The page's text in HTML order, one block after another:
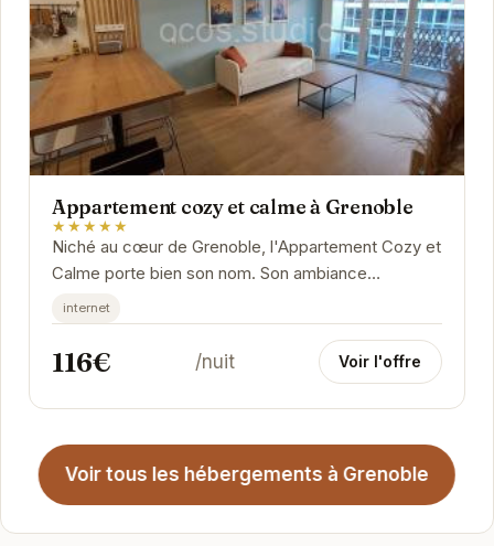
Appartement cozy et calme à Grenoble
★★★★★
Niché au cœur de Grenoble, l'Appartement Cozy et
Calme porte bien son nom. Son ambiance
chaleureuse et son décor soigné vous invitent à
la...
internet
116€ /nuit Voir l'offre
Voir tous les hébergements à Grenoble